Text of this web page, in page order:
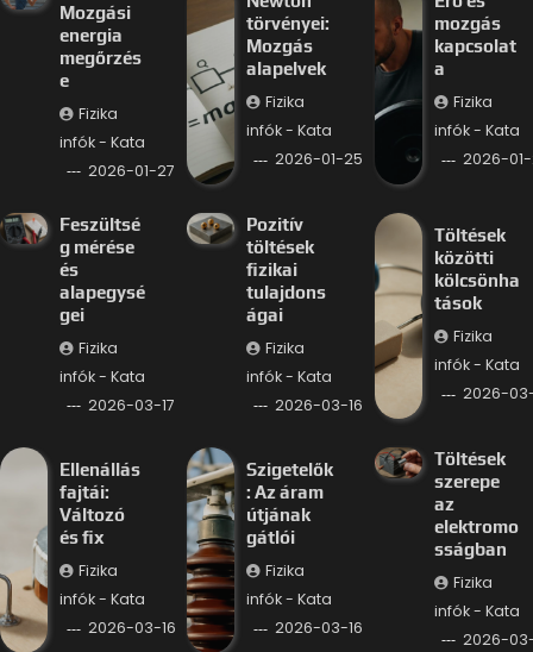
Mozgási
energia
megőrzés
e
Fizika
infók - Kata
2026-01-27
törvényei:
Mozgás
alapelvek
Fizika
infók - Kata
2026-01-25
mozgás
kapcsolat
a
Fizika
infók - Kata
2026-
Feszültsé
g mérése
és
alapegysé
gei
Fizika
infók - Kata
2026-03-17
Pozitív
töltések
fizikai
tulajdons
ágai
Fizika
infók - Kata
2026-03-16
Töltések
közötti
kölcsönha
tások
Fizika
infók - Kata
2026-
Ellenállás
fajtái:
Változó
és fix
Fizika
infók - Kata
2026-03-16
Szigetelők
: Az áram
útjának
gátlói
Fizika
infók - Kata
2026-03-16
Töltések
szerepe
az
elektromo
sságban
Fizika
infók - Kata
2026-